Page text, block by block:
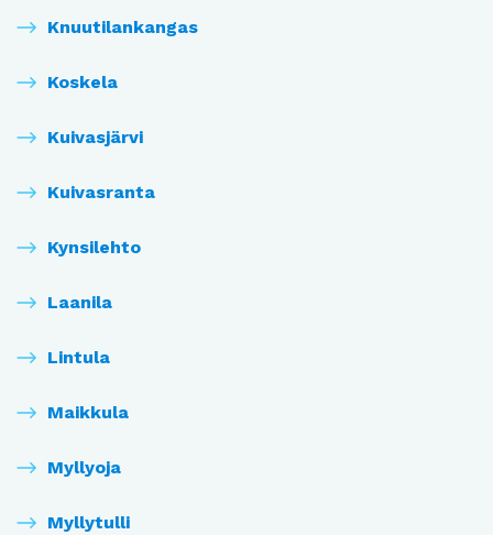
Knuutilankangas
Koskela
Kuivasjärvi
Kuivasranta
Kynsilehto
Laanila
Lintula
Maikkula
Myllyoja
Myllytulli